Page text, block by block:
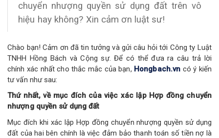
chuyển nhượng quyền sử dụng đất trên vô
hiệu hay không? Xin cảm ơn luật sư!
Chào bạn! Cảm ơn đã tin tưởng và gửi câu hỏi tới Công ty Luật
TNHH Hồng Bách và Cộng sự. Để có thể đưa ra câu trả lời
chính xác nhất cho thắc mắc của bạn, Hongbach.vn có ý kiến
tư vấn như sau:
Thứ nhất, về mục đích của việc xác lập Hợp đồng chuyển
nhượng quyền sử dụng đất
Mục đích khi xác lập Hợp đồng chuyển nhượng quyền sử dụng
đất của hai bên chính là việc đảm bảo thanh toán số tiền nợ là